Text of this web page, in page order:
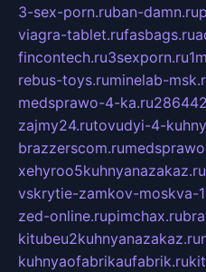
3-sex-porn.ruban-damn.ru
viagra-tablet.rufasbags.ru
fincontech.ru3sexporn.ru
rebus-toys.ruminelab-
medsprawo-4-ka.ru
zajmy24.rutovudyi-4-
brazzerscom.ru
xehyroo5kuhnyanazakaz.ru
vskrytie-zamkov-moskva-
zed-online.rupimchax.ru
kitubeu2kuhnyanazakaz.ru
kuhnyaofabrikaufabrik.ru